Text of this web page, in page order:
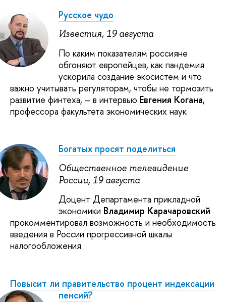
Русское чудо
Известия, 19 августа
По каким показателям россияне
обгоняют европейцев, как пандемия
ускорила создание экосистем и что
важно учитывать регуляторам, чтобы не тормозить
развитие финтеха, – в интервью Евгения Когана,
профессора факультета экономических наук
Богатых просят поделиться
Общественное телевидение
России, 19 августа
Доцент Департамента прикладной
экономики Владимир Карачаровский
прокомментировал возможность и необходимость
введения в России прогрессивной шкалы
налогообложения
Повысит ли правительство процент индексации
пенсий?